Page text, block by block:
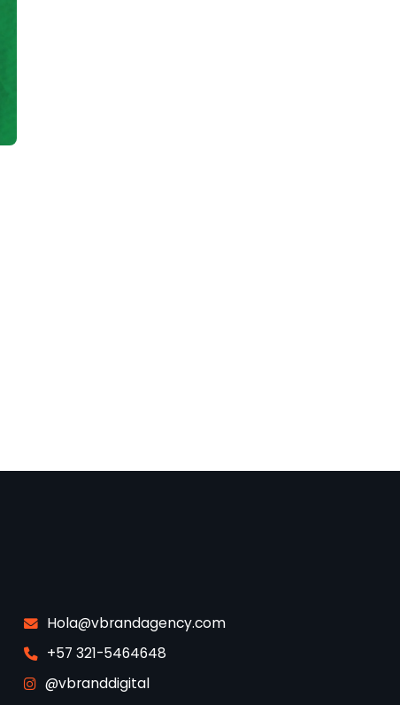
Hola@vbrandagency.com
+57 321-5464648
@vbranddigital